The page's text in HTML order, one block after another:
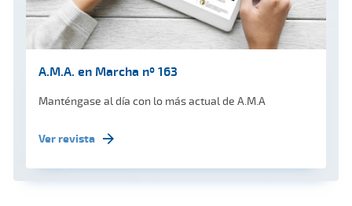
A.M.A. en Marcha nº 163
Manténgase al día con lo más actual de A.M.A
Ver revista